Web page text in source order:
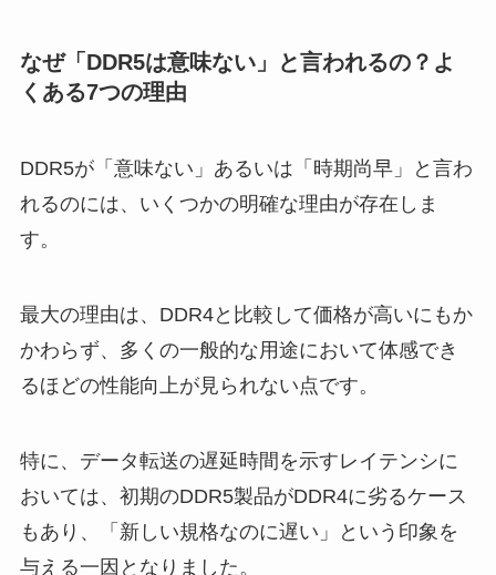
なぜ「DDR5は意味ない」と言われるの？よ
くある7つの理由
DDR5が「意味ない」あるいは「時期尚早」と言わ
れるのには、いくつかの明確な理由が存在しま
す。
最大の理由は、DDR4と比較して価格が高いにもか
かわらず、多くの一般的な用途において体感でき
るほどの性能向上が見られない点です。
特に、データ転送の遅延時間を示すレイテンシに
おいては、初期のDDR5製品がDDR4に劣るケース
もあり、「新しい規格なのに遅い」という印象を
与える一因となりました。